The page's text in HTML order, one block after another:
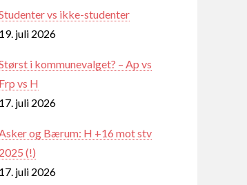
vs ikke-studenter
19. juli 2026
i kommunevalget? – Ap vs
Frp vs H
17. juli 2026
Asker og Bærum: H +16 mot stv
2025 (!)
17. juli 2026